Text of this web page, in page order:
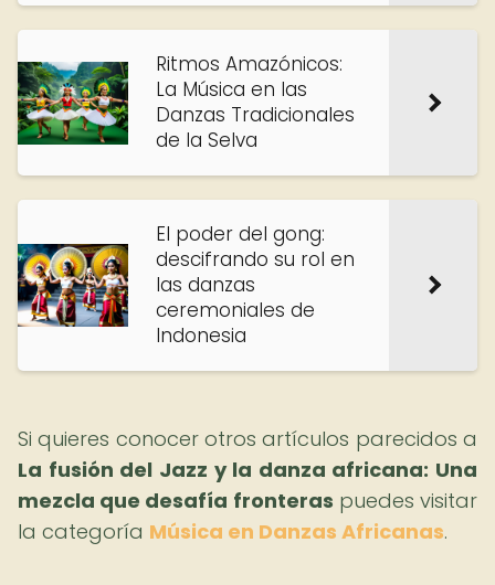
Ritmos Amazónicos:
La Música en las
Danzas Tradicionales
de la Selva
El poder del gong:
descifrando su rol en
las danzas
ceremoniales de
Indonesia
Si quieres conocer otros artículos parecidos a
La fusión del Jazz y la danza africana: Una
mezcla que desafía fronteras puedes visitar
la categoría Música en Danzas Africanas.